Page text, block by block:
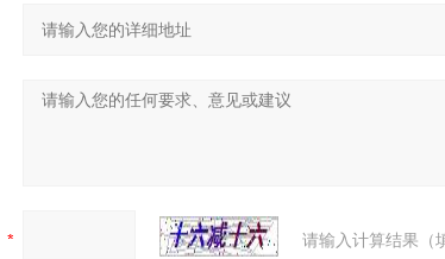
请输入计算结果（